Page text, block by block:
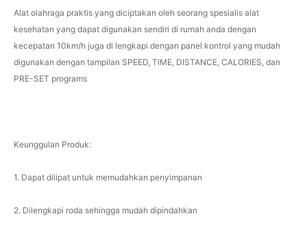
Alat olahraga praktis yang diciptakan oleh seorang spesialis alat
kesehatan yang dapat digunakan sendiri di rumah anda dengan
kecepatan 10km/h juga di lengkapi dengan panel kontrol yang mudah
digunakan dengan tampilan SPEED, TIME, DISTANCE, CALORIES, dan
PRE-SET programs
Keunggulan Produk:
1. Dapat dilipat untuk memudahkan penyimpanan
2. Dilengkapi roda sehingga mudah dipindahkan